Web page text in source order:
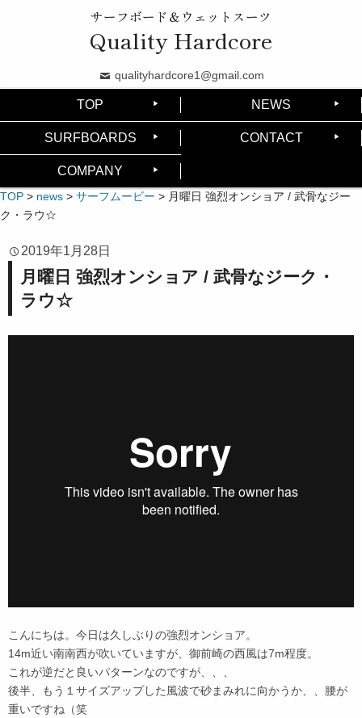
サーフボード＆ウェットスーツ
Quality Hardcore
qualityhardcore1@gmail.com
TOP NEWS
SURFBOARDS CONTACT
COMPANY
TOP > news > サーフムービー > 月曜日 強烈オンショア / 武骨なジー
ク・ラウ☆
2019年1月28日
月曜日 強烈オンショア / 武骨なジーク・
ラウ☆
こんにちは。今日は久しぶりの強烈オンショア。
14m近い南南西が吹いていますが、御前崎の西風は7m程度。
これが逆だと良いパターンなのですが、、、
後半、もう１サイズアップした風波で砂まみれに向かうか、、腰が
重いですね（笑